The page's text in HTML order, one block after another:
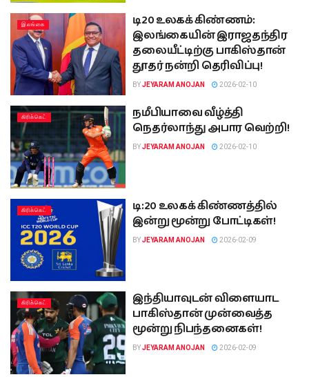
இலங்கை
டி20 உலகக் கிண்ணம்:
இலங்கையின் இராஜதந்திர
தலையீட்டிற்கு பாகிஸ்தான்
தூதர் நன்றி தெரிவிப்பு!
BYJEYARAM ANOJAN 2026-02-10
கிரிக்கெட்
நமீபியாவை வீழ்த்தி
நெதர்லாந்து அபார வெற்றி!
BYJEYARAM ANOJAN 2026-02-10
கிரிக்கெட்
டி:20 உலகக் கிண்ணத்தில்
இன்று மூன்று போட்டிகள்!
BYJEYARAM ANOJAN 2026-02-09
கிரிக்கெட்
இந்தியாவுடன் விளையாட
பாகிஸ்தான் முன்வைத்த
மூன்று நிபந்தனைகள்!
BYJEYARAM ANOJAN 2026-02-09